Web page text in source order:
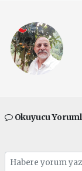
Okuyucu